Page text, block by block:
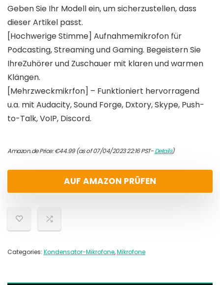
Geben Sie Ihr Modell ein, um sicherzustellen, dass
dieser Artikel passt.
[Hochwerige Stimme] Aufnahmemikrofon für
Podcasting, Streaming und Gaming. Begeistern Sie
IhreZuhörer und Zuschauer mit klaren und warmen
Klängen.
[Mehrzweckmikrfon] – Funktioniert hervorragend
u.a. mit Audacity, Sound Forge, Dxtory, Skype, Push-
to-Talk, VoIP, Discord.
Amazon.de Price:€44.99(as of 07/04/2023 22:16 PST-Details)
AUF AMAZON PRÜFEN
Categories: Kondensator-Mikrofone,Mikrofone